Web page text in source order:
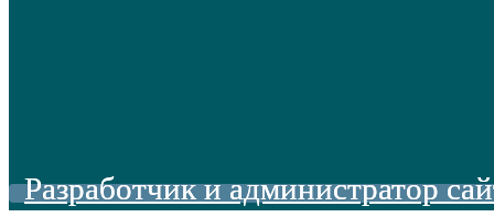
Разработчик и администратор